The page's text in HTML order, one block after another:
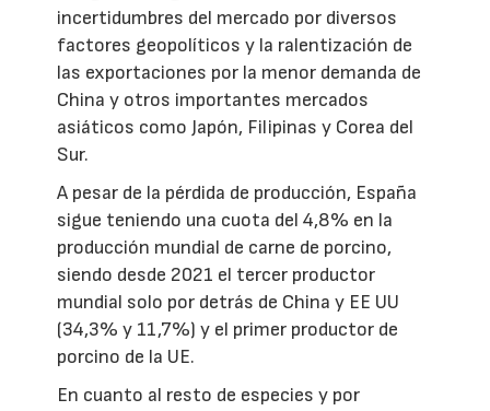
incertidumbres del mercado por diversos
factores geopolíticos y la ralentización de
las exportaciones por la menor demanda de
China y otros importantes mercados
asiáticos como Japón, Filipinas y Corea del
Sur.
A pesar de la pérdida de producción, España
sigue teniendo una cuota del 4,8% en la
producción mundial de carne de porcino,
siendo desde 2021 el tercer productor
mundial solo por detrás de China y EE UU
(34,3% y 11,7%) y el primer productor de
porcino de la UE.
En cuanto al resto de especies y por